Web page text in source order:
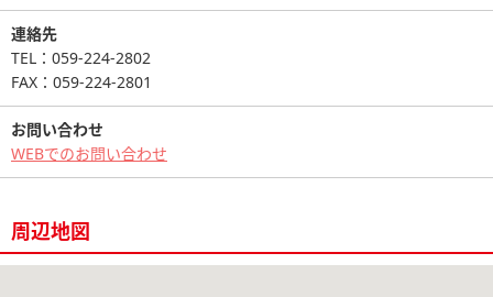
連絡先
TEL：059-224-2802
FAX：059-224-2801
お問い合わせ
WEBでのお問い合わせ
周辺地図